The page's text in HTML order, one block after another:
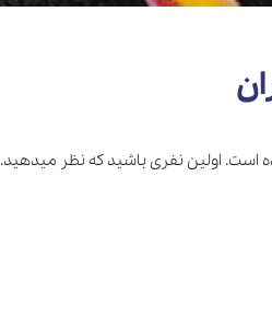
است. اولین نفری باشید که نظر میدهید.